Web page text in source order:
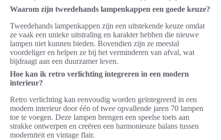
Waarom zijn tweedehands lampenkappen een goede keuze?
Tweedehands lampenkappen zijn een uitstekende keuze omdat
ze vaak een unieke uitstraling en karakter hebben die nieuwe
lampen niet kunnen bieden. Bovendien zijn ze meestal
voordeliger en helpen ze bij het verminderen van afval, wat
bijdraagt aan een duurzamer leven.
Hoe kan ik retro verlichting integreren in een modern
interieur?
Retro verlichting kan eenvoudig worden geïntegreerd in een
modern interieur door één of twee opvallende jaren 70 lampen
toe te voegen. Deze lampen brengen een speelse toets aan
strakke ontwerpen en creëren een harmonieuze balans tussen
moderniteit en vintage flair.